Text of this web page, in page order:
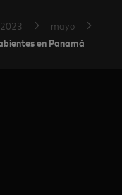
2023 mayo
en Panamá